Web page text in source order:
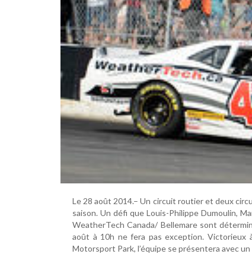
Le 28 août 2014.– Un circuit routier et deux
saison. Un défi que Louis-Philippe Dumoulin,
WeatherTech Canada/ Bellemare sont
août à 10h ne fera pas exception.
Motorsport Park, l’équipe se présentera avec